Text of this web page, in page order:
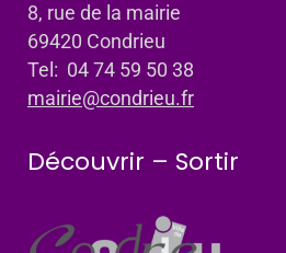
8, rue de la mairie
69420 Condrieu
Tel: 04 74 59 50 38
mairie@condrieu.fr
Découvrir – Sortir